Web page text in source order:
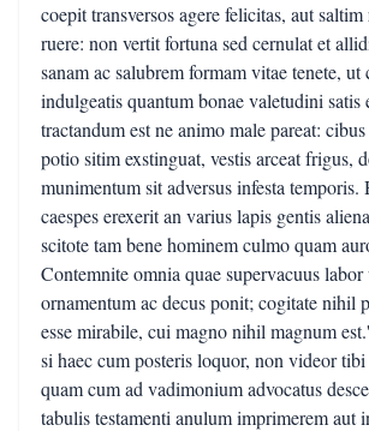
coepit transversos agere felicitas, aut saltim
ruere: non vertit fortuna sed cernulat et
sanam ac salubrem formam vitae tenete,
indulgeatis quantum bonae valetudini satis
tractandum est ne animo male pareat:
potio sitim exstinguat, vestis arceat frigus,
munimentum sit adversus infesta temporis.
caespes erexerit an varius lapis gentis
scitote tam bene hominem culmo quam
Contemnite omnia quae supervacuus labor
ornamentum ac decus ponit; cogitate nihil
esse mirabile, cui magno nihil magnum
si haec cum posteris loquor, non videor tibi
quam cum ad vadimonium advocatus
tabulis testamenti anulum imprimerem aut